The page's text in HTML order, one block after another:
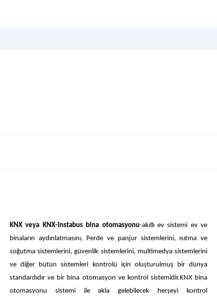
KNX veya KNX-Instabus bina otomasyonu-akıllı ev sistemi ev ve
binaların aydınlatmasını, Perde ve panjur sistemlerini, ısıtma ve
soğutma sistemlerini, güvenlik sistemlerini, multimedya sistemlerini
ve diğer bütün sistemleri kontrolü için oluşturulmuş bir dünya
standardıdır ve bir bina otomasyon ve kontrol sistemidir.KNX bina
otomasyonu sistemi ile akla gelebilecek herşeyi kontrol